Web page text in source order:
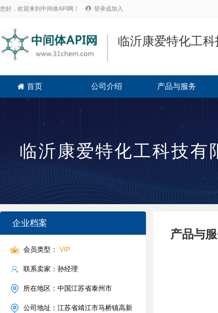
您好，欢迎来到中间体API网！  登录或加入
临沂康爱特化工
 首页 公司介绍 产品与服务
临沂康爱特化工科技
企业档案
会员类型： VIP
联系卖家：孙经理
所在地区：中国江苏省泰州市
公司地址：江苏省靖江市马桥镇高新
产品与